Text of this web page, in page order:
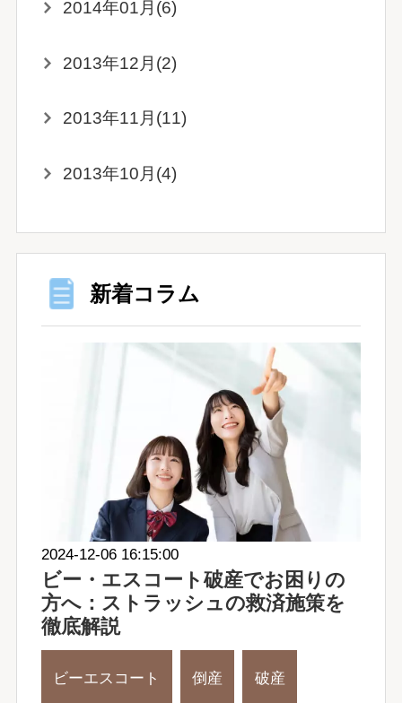
2014年01月(6)
2013年12月(2)
2013年11月(11)
2013年10月(4)
新着コラム
2024-12-06 16:15:00
ビー・エスコート破産でお困りの
方へ：ストラッシュの救済施策を
徹底解説
ビーエスコート 倒産 破産